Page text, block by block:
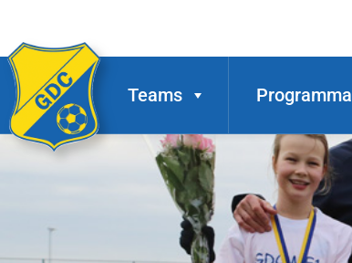
Teams Programma